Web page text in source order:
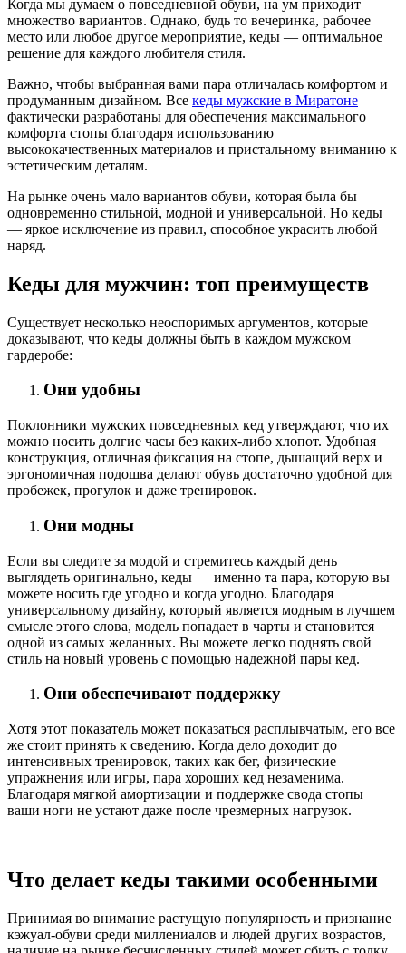
Когда мы думаем о повседневной обуви, на ум приходит
множество вариантов. Однако, будь то вечеринка, рабочее
место или любое другое мероприятие, кеды — оптимальное
решение для каждого любителя стиля.
Важно, чтобы выбранная вами пара отличалась комфортом и
продуманным дизайном. Все кеды мужские в Миратоне
фактически разработаны для обеспечения максимального
комфорта стопы благодаря использованию
высококачественных материалов и пристальному вниманию к
эстетическим деталям.
На рынке очень мало вариантов обуви, которая была бы
одновременно стильной, модной и универсальной. Но кеды
— яркое исключение из правил, способное украсить любой
наряд.
Кеды для мужчин: топ преимуществ
Существует несколько неоспоримых аргументов, которые
доказывают, что кеды должны быть в каждом мужском
гардеробе:
Они удобны
Поклонники мужских повседневных кед утверждают, что их
можно носить долгие часы без каких-либо хлопот. Удобная
конструкция, отличная фиксация на стопе, дышащий верх и
эргономичная подошва делают обувь достаточно удобной для
пробежек, прогулок и даже тренировок.
Они модны
Если вы следите за модой и стремитесь каждый день
выглядеть оригинально, кеды — именно та пара, которую вы
можете носить где угодно и когда угодно. Благодаря
универсальному дизайну, который является модным в лучшем
смысле этого слова, модель попадает в чарты и становится
одной из самых желанных. Вы можете легко поднять свой
стиль на новый уровень с помощью надежной пары кед.
Они обеспечивают поддержку
Хотя этот показатель может показаться расплывчатым, его все
же стоит принять к сведению. Когда дело доходит до
интенсивных тренировок, таких как бег, физические
упражнения или игры, пара хороших кед незаменима.
Благодаря мягкой амортизации и поддержке свода стопы
ваши ноги не устают даже после чрезмерных нагрузок.
Что делает кеды такими особенными
Принимая во внимание растущую популярность и признание
кэжуал-обуви среди миллениалов и людей других возрастов,